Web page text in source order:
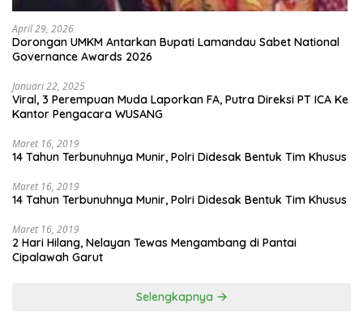
April 29, 2026
Dorongan UMKM Antarkan Bupati Lamandau Sabet National
Governance Awards 2026
Januari 22, 2025
Viral, 3 Perempuan Muda Laporkan FA, Putra Direksi PT ICA Ke
Kantor Pengacara WUSANG
Maret 16, 2019
14 Tahun Terbunuhnya Munir, Polri Didesak Bentuk Tim Khusus
Maret 16, 2019
14 Tahun Terbunuhnya Munir, Polri Didesak Bentuk Tim Khusus
Maret 16, 2019
2 Hari Hilang, Nelayan Tewas Mengambang di Pantai
Cipalawah Garut
Selengkapnya